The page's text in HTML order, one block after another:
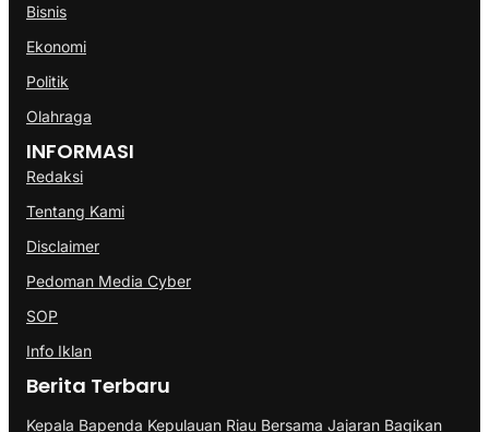
Bisnis
Ekonomi
Politik
Olahraga
INFORMASI
Redaksi
Tentang Kami
Disclaimer
Pedoman Media Cyber
SOP
Info Iklan
Berita Terbaru
Kepala Bapenda Kepulauan Riau Bersama Jajaran Bagikan